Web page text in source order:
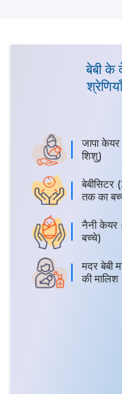
बेबी के
जापा
शिशु)
तक का
नैनी केयर
बच्चे)
मदर बेबी
की मालिश